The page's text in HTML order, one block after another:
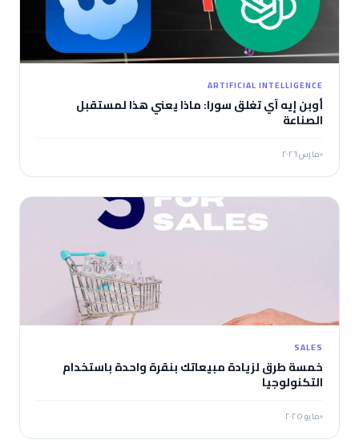
ARTIFICIAL INTELLIGENCE
أوبن إيه آي تغلق سورا: ماذا يعني هذا لمستقبل
الصناعة
مارس ٢٠٢٦
SALES
خمسة طرق لزيادة مبيعاتك بنقرة واحدة باستخدام
التكنولوجيا
مايو ٢٠٢٥